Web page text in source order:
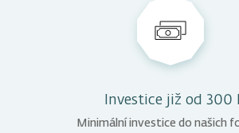
Kdy můžete přijít?Investice již od 300
Minimální investice do našich